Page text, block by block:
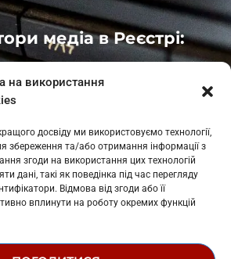
на використання
досвіду ми використовуємо технології,
збереження та/або отримання інформації з
згоди на використання цих технологій
дані, такі як поведінка під час перегляду
Відмова від згоди або її
вплинути на роботу окремих функцій
медіа в Реєстрі: